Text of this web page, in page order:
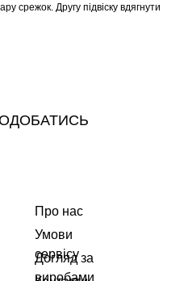
срежок. Другу підвіску вдягнути
Про нас
Умови
сервісу
Догляд за
виробами